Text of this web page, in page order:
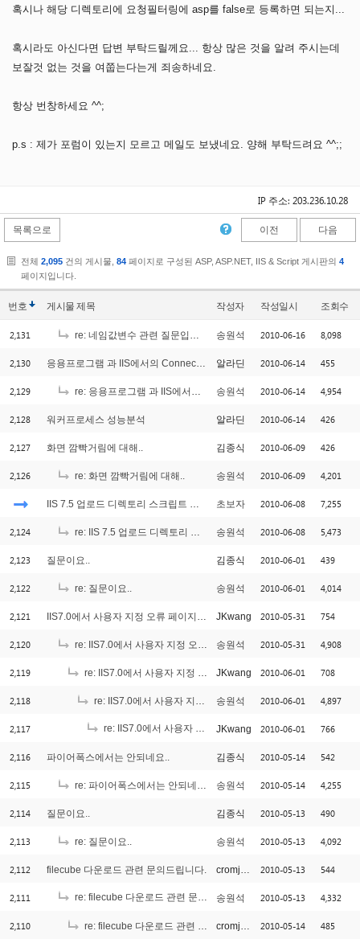
혹시나 해당 디렉토리에 요청필터링에 asp를 false로 등록하면 되는지...
혹시라도 아신다면 답변 부탁드릴께요... 항상 많은 것을 알려 주시는데
보잘것 없는 것을 여쭙는다는게 죄송하네요.
항상 번창하세요 ^^;
p.s : 제가 포럼이 있는지 모르고 메일도 보냈네요. 양해 부탁드려요 ^^;;
IP 주소: 203.236.10.28
목록으로 이전 다음
전체 2,095 건의 게시물, 84 페이지로 구성된 ASP, ASP.NET, IIS & Script 게시판의 4
페이지입니다.
번호 게시물제목 작성자 작성일시 조회수
2,131 re: 네임값변수 관련 질문입니다. 송원석 2010-06-16 8,098
2,130 응용프로그램 과 IIS에서의 Connection Count? 알라딘 2010-06-14 455
2,129 re: 응용프로그램 과 IIS에서의 Connection Count? 송원석 2010-06-14 4,954
2,128 워커프로세스 성능분석 알라딘 2010-06-14 426
2,127 화면 깜빡거림에 대해.. 김종식 2010-06-09 426
2,126 re: 화면 깜빡거림에 대해.. 송원석 2010-06-09 4,201
IIS 7.5 업로드 디렉토리 스크립트 실행제거 초보자 2010-06-08 7,255
2,124 re: IIS 7.5 업로드 디렉토리 스크립트 실행제거 송원석 2010-06-08 5,473
2,123 질문이요.. 김종식 2010-06-01 439
2,122 re: 질문이요.. 송원석 2010-06-01 4,014
2,121 IIS7.0에서 사용자 지정 오류 페이지 사용시 문제인데요. JKwang 2010-05-31 754
2,120 re: IIS7.0에서 사용자 지정 오류 페이지 사용시 문제인데요. 송원석 2010-05-31 4,908
2,119 re: IIS7.0에서 사용자 지정 오류 페이지 사용시 문제인데요. JKwang 2010-06-01 708
2,118 re: IIS7.0에서 사용자 지정 오류 페이지 사용시 문제인데요. 송원석 2010-06-01 4,897
2,117 re: IIS7.0에서 사용자 지정 오류 페이지 사용시 문제인데요. JKwang 2010-06-01 766
2,116 파이어폭스에서는 안되네요.. 김종식 2010-05-14 542
2,115 re: 파이어폭스에서는 안되네요.. 송원석 2010-05-14 4,255
2,114 질문이요.. 김종식 2010-05-13 490
2,113 re: 질문이요.. 송원석 2010-05-13 4,092
2,112 filecube 다운로드 관련 문의드립니다. cromjang 2010-05-13 544
2,111 re: filecube 다운로드 관련 문의드립니다. 송원석 2010-05-13 4,332
2,110 re: filecube 다운로드 관련 문의드립니다. cromjang 2010-05-14 485